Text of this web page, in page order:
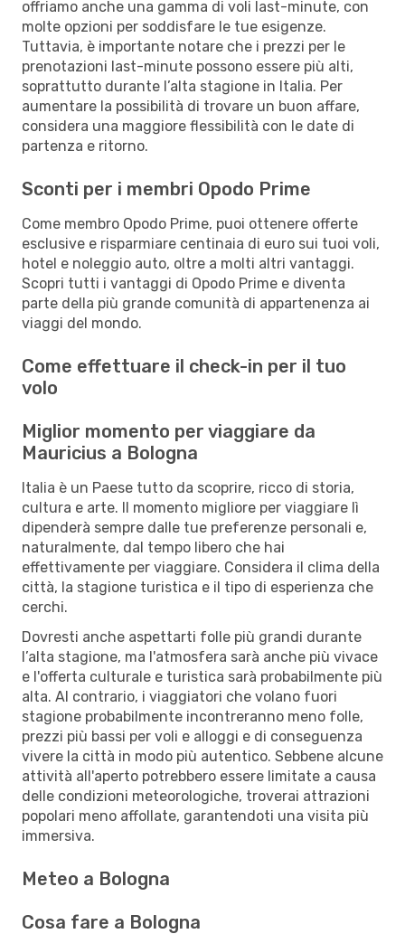
offriamo anche una gamma di voli last-minute, con
molte opzioni per soddisfare le tue esigenze.
Tuttavia, è importante notare che i prezzi per le
prenotazioni last-minute possono essere più alti,
soprattutto durante l’alta stagione in Italia. Per
aumentare la possibilità di trovare un buon affare,
considera una maggiore flessibilità con le date di
partenza e ritorno.
Sconti per i membri Opodo Prime
Come membro Opodo Prime, puoi ottenere offerte
esclusive e risparmiare centinaia di euro sui tuoi voli,
hotel e noleggio auto, oltre a molti altri vantaggi.
Scopri tutti i vantaggi di Opodo Prime e diventa
parte della più grande comunità di appartenenza ai
viaggi del mondo.
Come effettuare il check-in per il tuo
volo
Miglior momento per viaggiare da
Mauricius a Bologna
Italia è un Paese tutto da scoprire, ricco di storia,
cultura e arte. Il momento migliore per viaggiare lì
dipenderà sempre dalle tue preferenze personali e,
naturalmente, dal tempo libero che hai
effettivamente per viaggiare. Considera il clima della
città, la stagione turistica e il tipo di esperienza che
cerchi.
Dovresti anche aspettarti folle più grandi durante
l’alta stagione, ma l'atmosfera sarà anche più vivace
e l'offerta culturale e turistica sarà probabilmente più
alta. Al contrario, i viaggiatori che volano fuori
stagione probabilmente incontreranno meno folle,
prezzi più bassi per voli e alloggi e di conseguenza
vivere la città in modo più autentico. Sebbene alcune
attività all'aperto potrebbero essere limitate a causa
delle condizioni meteorologiche, troverai attrazioni
popolari meno affollate, garantendoti una visita più
immersiva.
Meteo a Bologna
Cosa fare a Bologna